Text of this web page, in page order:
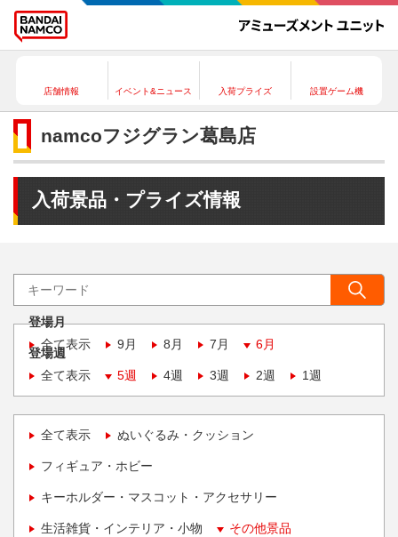
店舗情報 イベント&ニュース 入荷プライズ 設置ゲーム機
namcoフジグラン葛島店
入荷景品・プライズ情報
登場月
全て表示
9月 8月 7月 6月
登場週
全て表示
5週 4週 3週 2週 1週
全て表示 ぬいぐるみ・クッション
フィギュア・ホビー
キーホルダー・マスコット・アクセサリー
生活雑貨・インテリア・小物 その他景品